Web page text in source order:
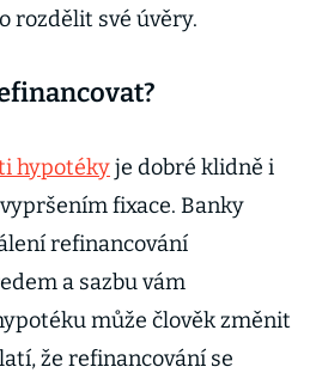
rozdělit své úvěry.
hypotékyje dobré klidně i
fixace. Banky
refinancování
a sazbu vám
může člověk změnit
že refinancování se